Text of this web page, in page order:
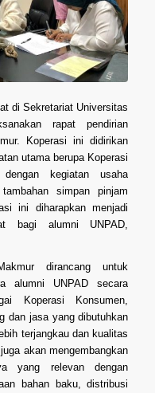
di Sekretariat Universitas
rapat pendirian
Koperasi ini didirikan
utama berupa Koperasi
kegiatan usaha
simpan pinjam
ini diharapkan menjadi
bagi alumni UNPAD,
dirancang untuk
alumni UNPAD secara
Koperasi Konsumen,
dan jasa yang dibutuhkan
terjangkau dan kualitas
akan mengembangkan
yang relevan dengan
bahan baku, distribusi